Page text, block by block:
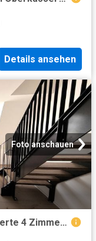
Details ansehen
Foto anschauen
Düsseldorf Derendorf! Frisch Sanierte 4 Zimmer Maisonette mit offener Küche!